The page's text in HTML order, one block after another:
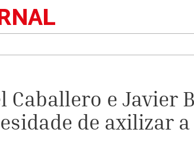
Caballero e Javier
de axilizar